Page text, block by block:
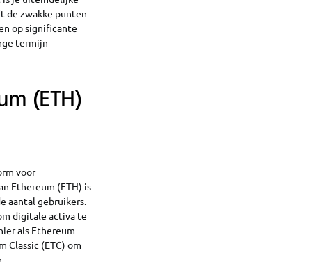
de zwakke punten
op significante
termijn
(ETH)
voor
Ethereum (ETH) is
aantal gebruikers.
digitale activa te
als Ethereum
Classic (ETC) om